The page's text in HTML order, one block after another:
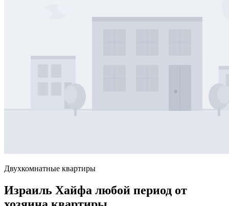
Двухкомнатные квартиры
Израиль Хайфа любой период от